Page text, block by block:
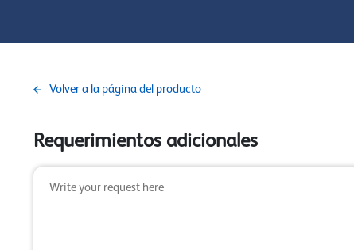
Volver a la página del producto
Requerimientos adicionales